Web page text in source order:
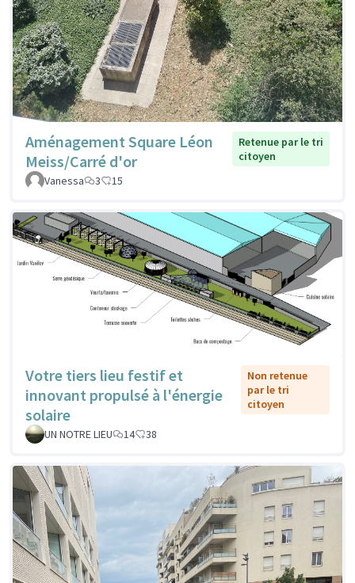
Aménagement Square Léon
Meiss/Carré d'or
Retenue par le tri
citoyen
Vanessa
3 15
Votre tiers lieu festif et
innovant propulsé à l'énergie
solaire
Non retenue
par le tri
citoyen
UN NOTRE LIEU 14 38